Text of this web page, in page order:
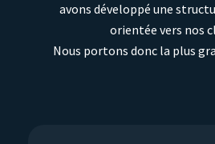
avons développé une
orientée vers nos
Nous portons donc la plus